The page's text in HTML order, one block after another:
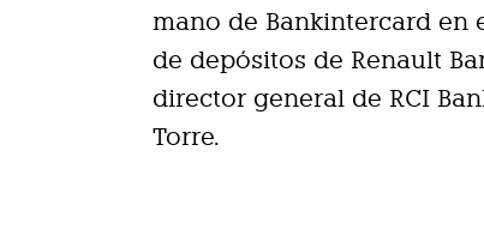
mano de Bankintercard en
de depósitos de Renault
director general de RCI
Torre.